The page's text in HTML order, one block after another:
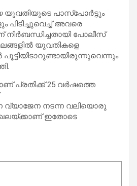
യുവതിയുടെ പാസ്‌പോർട്ടും
പിടിച്ചുവെച്ച് അവരെ
നിർബന്ധിച്ചതായി പോലീസ്
യുവതികളെ
പ്രതിക്ക് 25 വർഷത്തെ
വ്യാജേന നടന്ന വലിയൊരു
ഇതോടെ